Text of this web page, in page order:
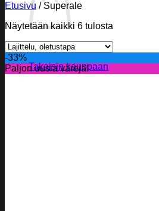
Ostoskori on tyhjä.
Takaisin kauppaan
Etusivu /Superale
Näytetään kaikki 6 tulosta
-33%
Paljon uusia värejä!